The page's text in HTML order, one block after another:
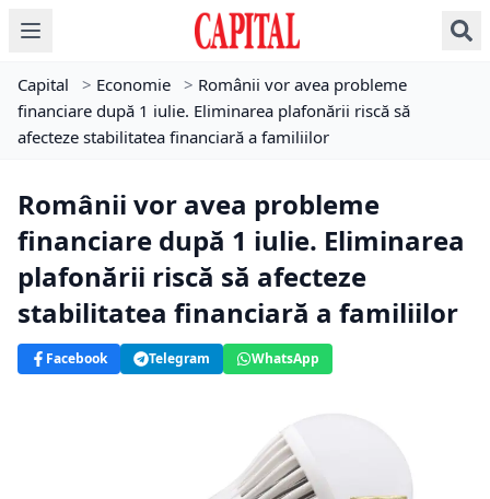
Capital > Economie > Românii vor avea probleme
financiare după 1 iulie. Eliminarea plafonării riscă să
afecteze stabilitatea financiară a familiilor
Românii vor avea probleme
financiare după 1 iulie. Eliminarea
plafonării riscă să afecteze
stabilitatea financiară a familiilor
Facebook Telegram WhatsApp